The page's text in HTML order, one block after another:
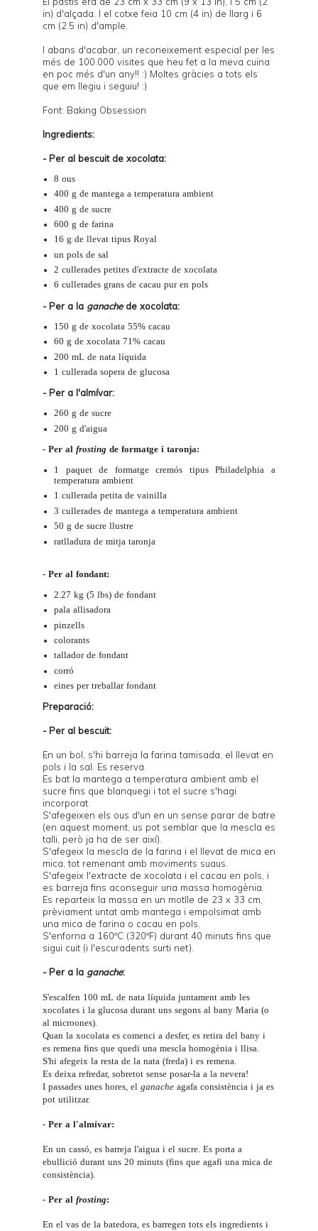
in) d'alçada. I el cotxe feia 10 cm (4 in) de llarg i 6
cm (2.5 in) d'ample.
I abans d'acabar, un reconeixement especial per les
més de 100.000 visites que heu fet a la meva cuina
en poc més d'un any!! :) Moltes gràcies a tots els
que em llegiu i seguiu! :)
Font: Baking Obsession
Ingredients:
- Per al bescuit de xocolata:
8 ous
400 g de mantega a temperatura ambient
400 g de sucre
600 g de farina
16 g de llevat tipus Royal
un pols de sal
2 cullerades petites d'extracte de xocolata
6 cullerades grans de cacau pur en pols
- Per a la ganachede xocolata:
150 g de xocolata 55% cacau
60 g de xocolata 71% cacau
200 mL de nata líquida
1 cullerada sopera de glucosa
- Per a l'almívar:
260 g de sucre
200 g d'aigua
- Per al frosting de formatge i taronja:
1 paquet de formatge cremós tipus Philadelphia a
temperatura ambient
1 cullerada petita de vainilla
3 cullerades de mantega a temperatura ambient
50 g de sucre llustre
ratlladura de mitja taronja
- Per al fondant:
2.27 kg (5 lbs) de fondant
pala allisadora
pinzells
colorants
tallador de fondant
corró
eines per treballar fondant
Preparació:
- Per al bescuit:
En un bol, s'hi barreja la farina tamisada, el llevat en
pols i la sal. Es reserva.
Es bat la mantega a temperatura ambient amb el
sucre fins que blanquegi i tot el sucre s'hagi
incorporat.
S'afegeixen els ous d'un en un sense parar de batre
(en aquest moment, us pot semblar que la mescla es
talli, però ja ha de ser així).
S'afegeix la mescla de la farina i el llevat de mica en
mica, tot remenant amb moviments suaus.
S'afegeix l'extracte de xocolata i el cacau en pols, i
es barreja fins aconseguir una massa homogènia.
Es reparteix la massa en un motlle de 23 x 33 cm,
prèviament untat amb mantega i empolsimat amb
una mica de farina o cacau en pols.
S'enforna a 160ºC (320ºF) durant 40 minuts fins que
sigui cuit (i l'escuradents surti net).
- Per a la ganache:
S'escalfen 100 mL de nata líquida juntament amb les
xocolates i la glucosa durant uns segons al bany Maria (o
al microones).
Quan la xocolata es comenci a desfer, es retira del bany i
es remena fins que quedi una mescla homogènia i llisa.
S'hi afegeix la resta de la nata (freda) i es remena.
Es deixa refredar, sobretot sense posar-la a la nevera!
I passades unes hores, el ganache agafa consistència i ja es
pot utilitzar.
- Per a l'almívar:
En un cassó, es barreja l'aigua i el sucre. Es porta a
ebullició durant uns 20 minuts (fins que agafi una mica de
consistència).
- Per al frosting:
En el vas de la batedora, es barregen tots els ingredients i